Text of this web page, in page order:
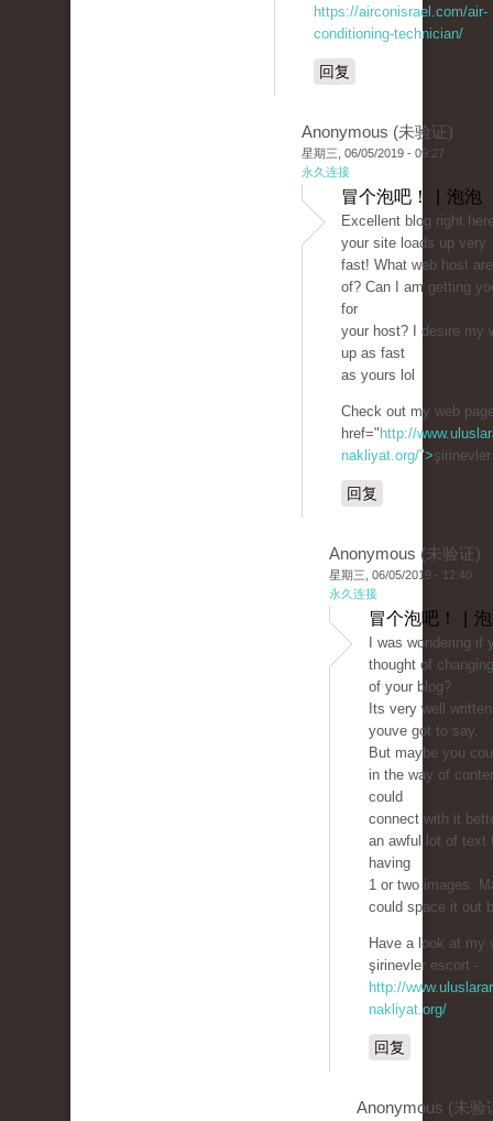
https://airconisrael.com/air-
conditioning-technician/
回复
Anonymous (未验证)
星期三, 06/05/2019 - 09:27
永久连接
冒个泡吧！ | 泡泡
Excellent blog right
your site loads up very
fast! What web host
of? Can I am getting
for
your host? I desire my
up as fast
as yours lol
Check out my web
href=" http://
nakliyat.org/">
回复
Anonymous (未验证)
星期三, 06/05/2019 - 12:40
永久连接
冒个泡吧！ |
I was wondering if
thought of
of your blog?
Its very well
youve got to say.
But maybe you
in the way of
could
connect with it
an awful lot of text
having
1 or two images.
could space it out
Have a look at my
şirinevler escort -
http://
nakliyat.org/
回复
Anonymous (未验